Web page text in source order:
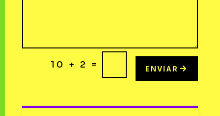
10 + 2 = ENVIAR